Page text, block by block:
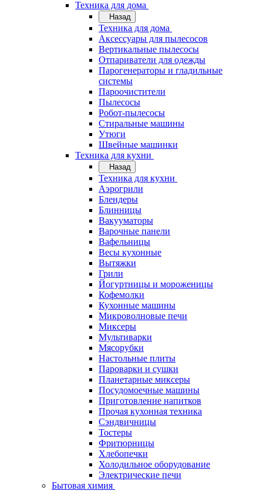
Техника для дома
Назад
Техника для дома
Аксессуары для пылесосов
Вертикальные пылесосы
Отпариватели для одежды
Парогенераторы и гладильные
системы
Пароочистители
Пылесосы
Робот-пылесосы
Стиральные машины
Утюги
Швейные машинки
Техника для кухни
Назад
Техника для кухни
Аэрогрили
Блендеры
Блинницы
Вакууматоры
Варочные панели
Вафельницы
Весы кухонные
Вытяжки
Грили
Йогуртницы и мороженицы
Кофемолки
Кухонные машины
Микроволновые печи
Миксеры
Мультиварки
Мясорубки
Настольные плиты
Пароварки и сушки
Планетарные миксеры
Посудомоечные машины
Приготовление напитков
Прочая кухонная техника
Сэндвичницы
Тостеры
Фритюрницы
Хлебопечки
Холодильное оборудование
Электрические печи
Бытовая химия